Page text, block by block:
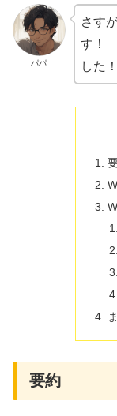
パパ
さす
す！
した！
要約